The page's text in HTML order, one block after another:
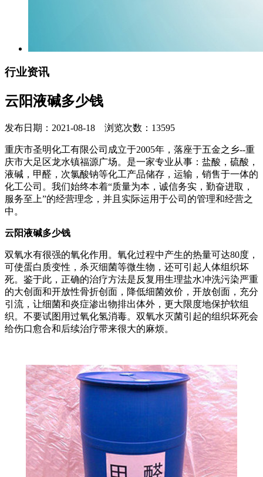
行业资讯
云阳液碱多少钱
发布日期：2021-08-18 浏览次数：13595
重庆市圣明化工有限公司成立于2005年，落座于五金之乡--重
庆市大足区龙水镇福源广场。是一家专业从事：盐酸，硫酸，
液碱，甲醛，次氯酸钠等化工产品储存，运输，销售于一体的
化工公司。我们始终本着“质量为本，诚信务实，勤奋进取，
服务至上”的经营理念，并且实际运用于公司的管理和经营之
中。
云阳液碱多少钱
双氧水有很强的氧化作用。氧化过程中产生的热量可达80度，
可使蛋白质变性，杀灭细菌等微生物，还可引起人体组织坏
死。鉴于此，正确的治疗方法是反复用生理盐水冲洗污染严重
的大创面和开放性骨折创面，降低细菌效价，开放创面，充分
引流，让细菌和炎症渗出物排出体外，更大限度地保护软组
织。不要试图用过氧化氢消毒。双氧水灭菌引起的组织坏死会
给伤口愈合和后续治疗带来很大的麻烦。